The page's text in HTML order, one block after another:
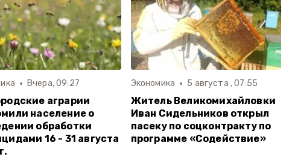
Вчера, 09:27
аграрии
население о
обработки
16 - 31 августа
Экономика 5 августа , 07:55
Житель Великомихайловки
Иван Сидельников открыл
пасеку по соцконтракту по
программе «Содействие»